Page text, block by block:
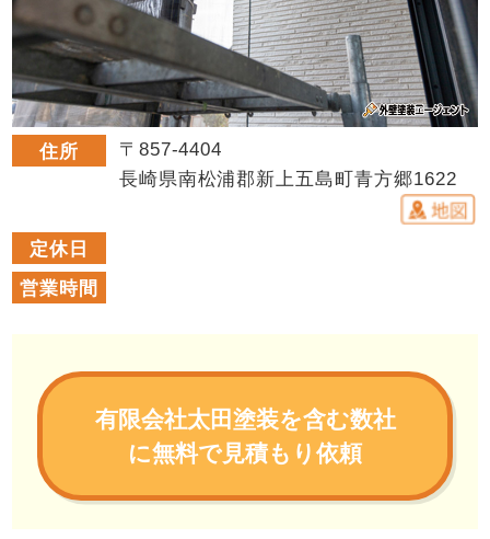
住所
〒857-4404
長崎県南松浦郡新上五島町青方郷1622
定休日
営業時間
有限会社太田塗装を含む数社
に無料で見積もり依頼